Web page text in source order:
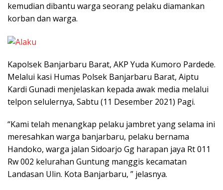
kemudian dibantu warga seorang pelaku diamankan
korban dan warga.
Kapolsek Banjarbaru Barat, AKP Yuda Kumoro Pardede.
Melalui kasi Humas Polsek Banjarbaru Barat, Aiptu
Kardi Gunadi menjelaskan kepada awak media melalui
telpon selulernya, Sabtu (11 Desember 2021) Pagi.
“Kami telah menangkap pelaku jambret yang selama ini
meresahkan warga banjarbaru, pelaku bernama
Handoko, warga jalan Sidoarjo Gg harapan jaya Rt 011
Rw 002 kelurahan Guntung manggis kecamatan
Landasan Ulin. Kota Banjarbaru, ” jelasnya.